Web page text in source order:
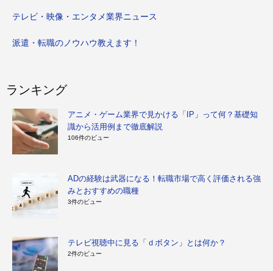
テレビ・映像・エンタメ業界ニュース
派遣・転職のノウハウ教えます！
ランキング
アニメ・ゲーム業界で見かける「IP」って何？基礎知
識から活用例まで徹底解説
106件のビュー
ADの経験は武器になる！転職市場で高く評価される強
みとおすすめの職種
3件のビュー
テレビ視聴中に見る「ｄボタン」とは何か？
2件のビュー